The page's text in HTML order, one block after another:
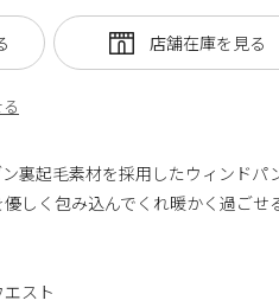
裏起毛素材を採用したウィンドパ
しく包み込んでくれ暖かく過ごせ
スト